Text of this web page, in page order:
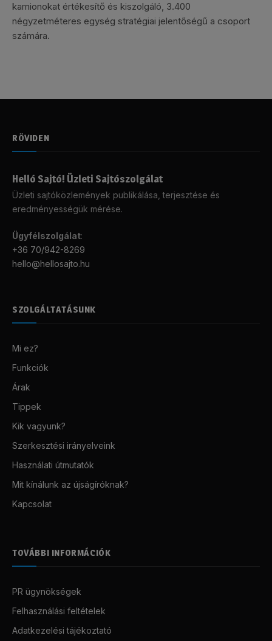
kamionokat értékesítő és kiszolgáló, 3.400
négyzetméteres egység stratégiai jelentőségű a csoport
számára.
RÖVIDEN
Helló Sajtó! Üzleti Sajtószolgálat
Üzleti sajtóközlemények publikálása, terjesztése és
eredményességük mérése.
Ügyfélszolgálat:
+36 70/942-8269
hello@hellosajto.hu
SZOLGÁLTATÁSUNK
Mi ez?
Funkciók
Árak
Tippek
Kik vagyunk?
Szerkesztési irányelveink
Használati útmutatók
Mit kínálunk az újságíróknak?
Kapcsolat
TOVÁBBI INFORMÁCIÓK
PR ügynökségek
Felhasználási feltételek
Adatkezelési tájékoztató